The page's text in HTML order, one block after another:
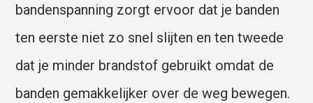
bandenspanning zorgt ervoor dat je banden
ten eerste niet zo snel slijten en ten tweede
dat je minder brandstof gebruikt omdat de
banden gemakkelijker over de weg bewegen.